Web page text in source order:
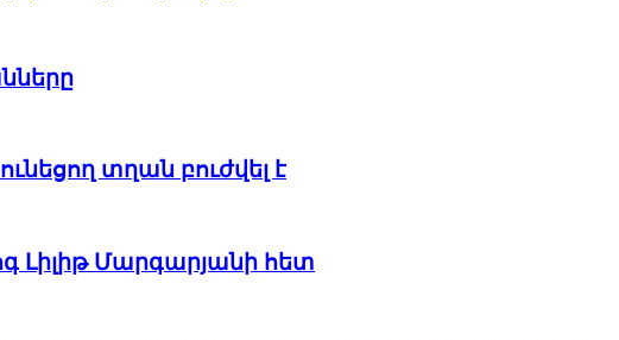
տղան բուժվել է
Լիլիթ Մարգարյանի հետ